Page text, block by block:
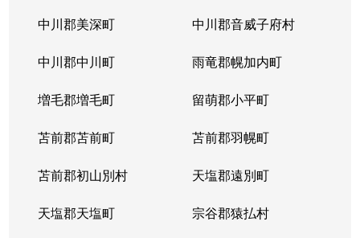
中川郡美深町 中川郡音威子府村
中川郡中川町 雨竜郡幌加内町
増毛郡増毛町 留萌郡小平町
苫前郡苫前町 苫前郡羽幌町
苫前郡初山別村 天塩郡遠別町
天塩郡天塩町 宗谷郡猿払村